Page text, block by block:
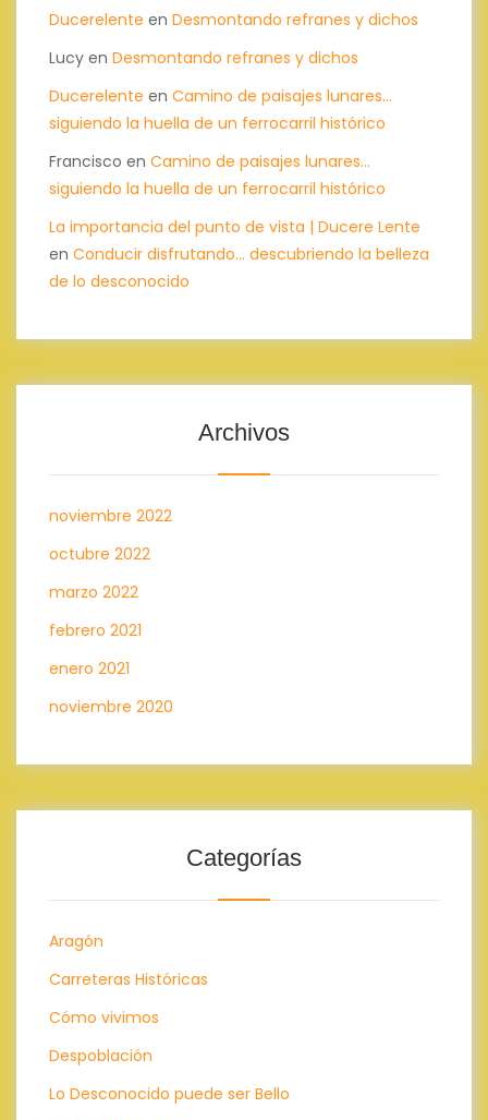
Ducerelente en Desmontando refranes y dichos
Lucy en Desmontando refranes y dichos
Ducerelente en Camino de paisajes lunares…
siguiendo la huella de un ferrocarril histórico
Francisco en Camino de paisajes lunares…
siguiendo la huella de un ferrocarril histórico
La importancia del punto de vista | Ducere Lente
en Conducir disfrutando… descubriendo la belleza
de lo desconocido
Archivos
noviembre 2022
octubre 2022
marzo 2022
febrero 2021
enero 2021
noviembre 2020
Categorías
Aragón
Carreteras Históricas
Cómo vivimos
Despoblación
Lo Desconocido puede ser Bello